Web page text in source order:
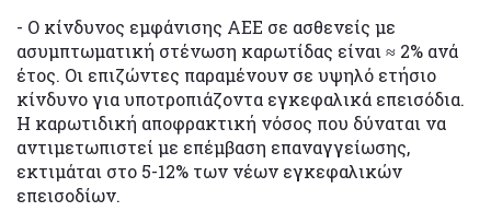
- Ο κίνδυνος εμφάνισης ΑΕΕ σε ασθενείς με
ασυμπτωματική στένωση καρωτίδας είναι ≈ 2% ανά
έτος. Οι επιζώντες παραμένουν σε υψηλό ετήσιο
κίνδυνο για υποτροπιάζοντα εγκεφαλικά επεισόδια.
Η καρωτιδική αποφρακτική νόσος που δύναται να
αντιμετωπιστεί με επέμβαση επαναγγείωσης,
εκτιμάται στο 5-12% των νέων εγκεφαλικών
επεισοδίων.